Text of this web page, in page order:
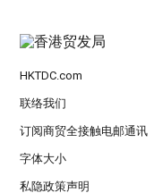
HKTDC.com
联络我们
订阅商贸全接触电邮通讯
字体大小
私隐政策声明